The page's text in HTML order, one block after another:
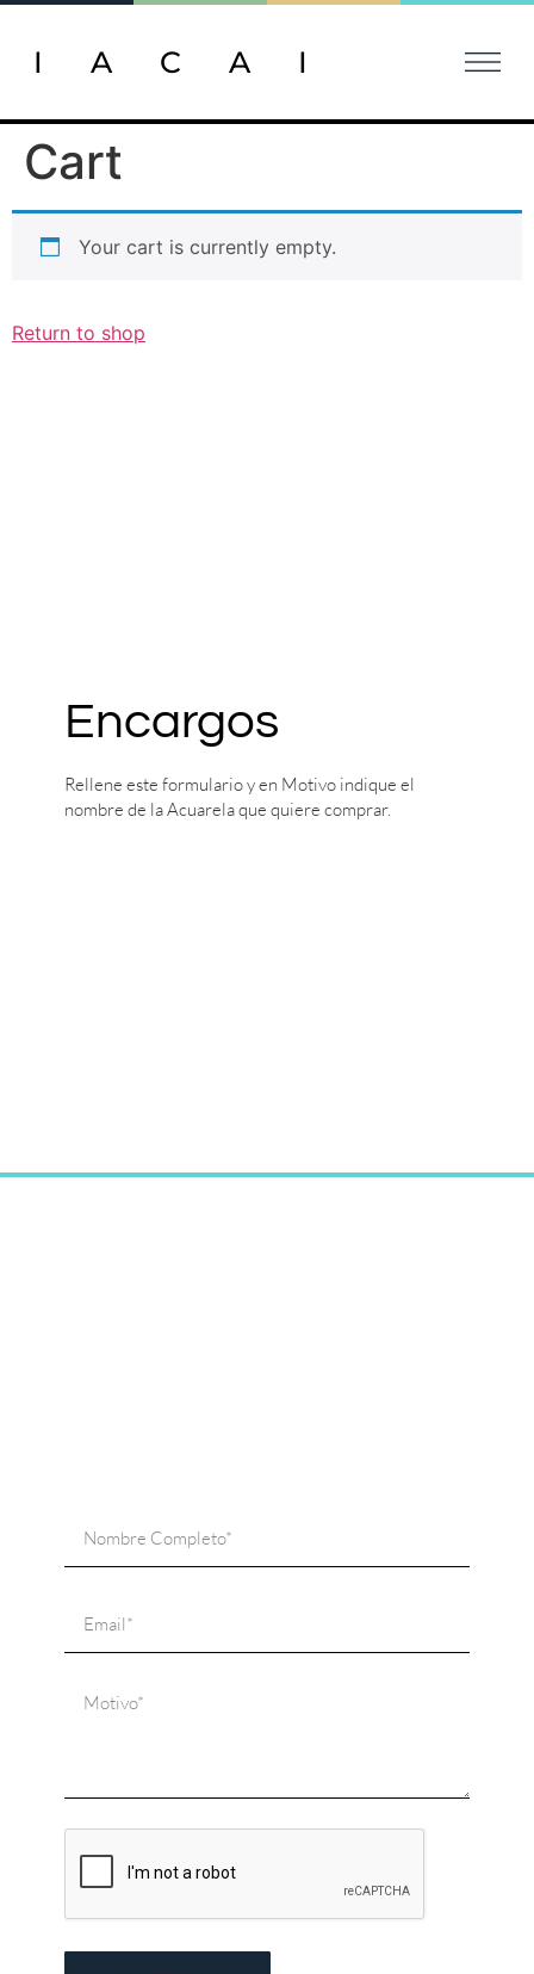
IACAI
Cart
Your cart is currently empty.
Return to shop
Encargos
Rellene este formulario y en Motivo indique el
nombre de la Acuarela que quiere comprar.